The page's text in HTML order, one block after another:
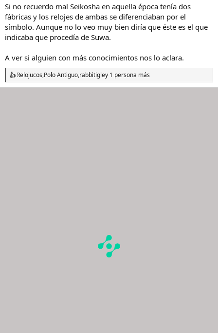
Si no recuerdo mal Seikosha en aquella época tenía dos
fábricas y los relojes de ambas se diferenciaban por el
símbolo. Aunque no lo veo muy bien diría que éste es el que
indicaba que procedía de Suwa.
A ver si alguien con más conocimientos nos lo aclara.
R
e
Relojucos,Polo Antiguo,rabbitigley 1 persona más